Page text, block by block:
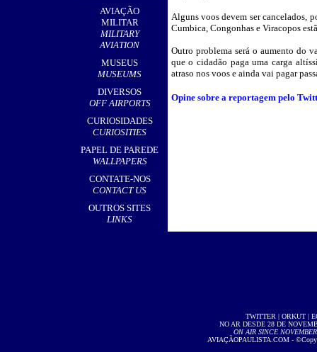
AVIAÇÃO
MILITAR
MILITARY
AVIATION
MUSEUS
MUSEUMS
DIVERSOS
OFF AIRPORTS
CURIOSIDADES
CURIOSITIES
PAPEL DE PAREDE
WALLPAPERS
CONTATE-NOS
CONTACT US
OUTROS SITES
LINKS
Alguns voos devem ser cancelados,
Cumbica, Congonhas e Viracopos
Outro problema será o aumento do
que o cidadão paga uma carga
atraso nos voos e ainda vai pagar
Opine sobre a reportagem pelo
TWITTER | ORKUT |
NO AR DESDE 28 DE
ON AIR SINCE
AVIAÇÃOPAULISTA.COM -